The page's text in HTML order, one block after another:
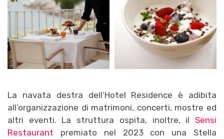
La navata destra dell’Hotel Residence è adibita
all’organizzazione di matrimoni, concerti, mostre ed
altri eventi. La struttura ospita, inoltre, il Sensi
Restaurant premiato nel 2023 con una Stella